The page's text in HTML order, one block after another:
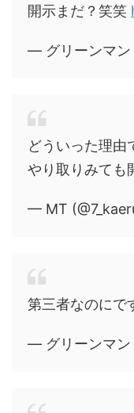
開示まだ？笑笑
— グリーンマン
どういった理由
やり取りみても
— MT
第三者なのにで
— グリーンマン